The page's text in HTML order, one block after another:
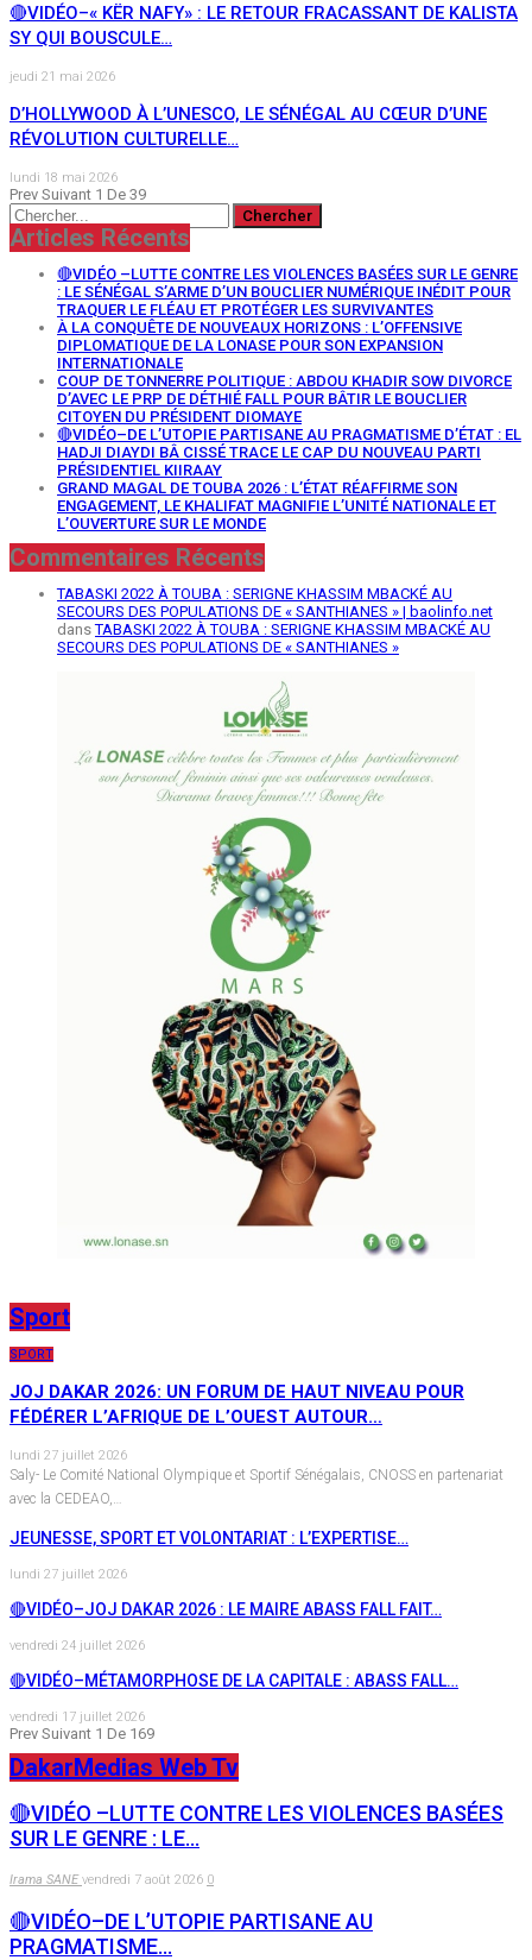
🔴VIDÉO–« KËR NAFY» : LE RETOUR FRACASSANT DE KALISTA
SY QUI BOUSCULE…
jeudi 21 mai 2026
D’HOLLYWOOD À L’UNESCO, LE SÉNÉGAL AU CŒUR D’UNE
RÉVOLUTION CULTURELLE…
lundi 18 mai 2026
Prev Suivant 1 De 39
Articles Récents
🔴VIDÉO –LUTTE CONTRE LES VIOLENCES BASÉES SUR LE GENRE
: LE SÉNÉGAL S’ARME D’UN BOUCLIER NUMÉRIQUE INÉDIT POUR
TRAQUER LE FLÉAU ET PROTÉGER LES SURVIVANTES
À LA CONQUÊTE DE NOUVEAUX HORIZONS : L’OFFENSIVE
DIPLOMATIQUE DE LA LONASE POUR SON EXPANSION
INTERNATIONALE
COUP DE TONNERRE POLITIQUE : ABDOU KHADIR SOW DIVORCE
D’AVEC LE PRP DE DÉTHIÉ FALL POUR BÂTIR LE BOUCLIER
CITOYEN DU PRÉSIDENT DIOMAYE
🔴VIDÉO–DE L’UTOPIE PARTISANE AU PRAGMATISME D’ÉTAT : EL
HADJI DIAYDI BÂ CISSÉ TRACE LE CAP DU NOUVEAU PARTI
PRÉSIDENTIEL KIIRAAY
GRAND MAGAL DE TOUBA 2026 : L’ÉTAT RÉAFFIRME SON
ENGAGEMENT, LE KHALIFAT MAGNIFIE L’UNITÉ NATIONALE ET
L’OUVERTURE SUR LE MONDE
Commentaires Récents
TABASKI 2022 À TOUBA : SERIGNE KHASSIM MBACKÉ AU
SECOURS DES POPULATIONS DE « SANTHIANES » | baolinfo.net
dansTABASKI 2022 À TOUBA : SERIGNE KHASSIM MBACKÉ AU
SECOURS DES POPULATIONS DE « SANTHIANES »
Sport
SPORT
JOJ DAKAR 2026: UN FORUM DE HAUT NIVEAU POUR
FÉDÉRER L’AFRIQUE DE L’OUEST AUTOUR…
lundi 27 juillet 2026
Saly- Le Comité National Olympique et Sportif Sénégalais, CNOSS en partenariat
avec la CEDEAO,…
JEUNESSE, SPORT ET VOLONTARIAT : L’EXPERTISE…
lundi 27 juillet 2026
🔴VIDÉO–JOJ DAKAR 2026 : LE MAIRE ABASS FALL FAIT…
vendredi 24 juillet 2026
🔴VIDÉO–MÉTAMORPHOSE DE LA CAPITALE : ABASS FALL…
vendredi 17 juillet 2026
Prev Suivant 1 De 169
DakarMedias Web Tv
🔴VIDÉO –LUTTE CONTRE LES VIOLENCES BASÉES
SUR LE GENRE : LE…
Irama SANEvendredi 7 août 2026 0
🔴VIDÉO–DE L’UTOPIE PARTISANE AU
PRAGMATISME…